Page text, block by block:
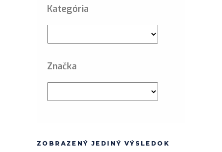
Kategória
Značka
ZOBRAZENÝ JEDINÝ VÝSLEDOK